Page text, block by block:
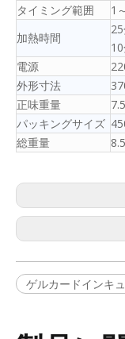
タイミング範囲
1
加熱時間
電源
外形寸法
正味重量
パッキングサイズ
総重量
ゲルカードインキ